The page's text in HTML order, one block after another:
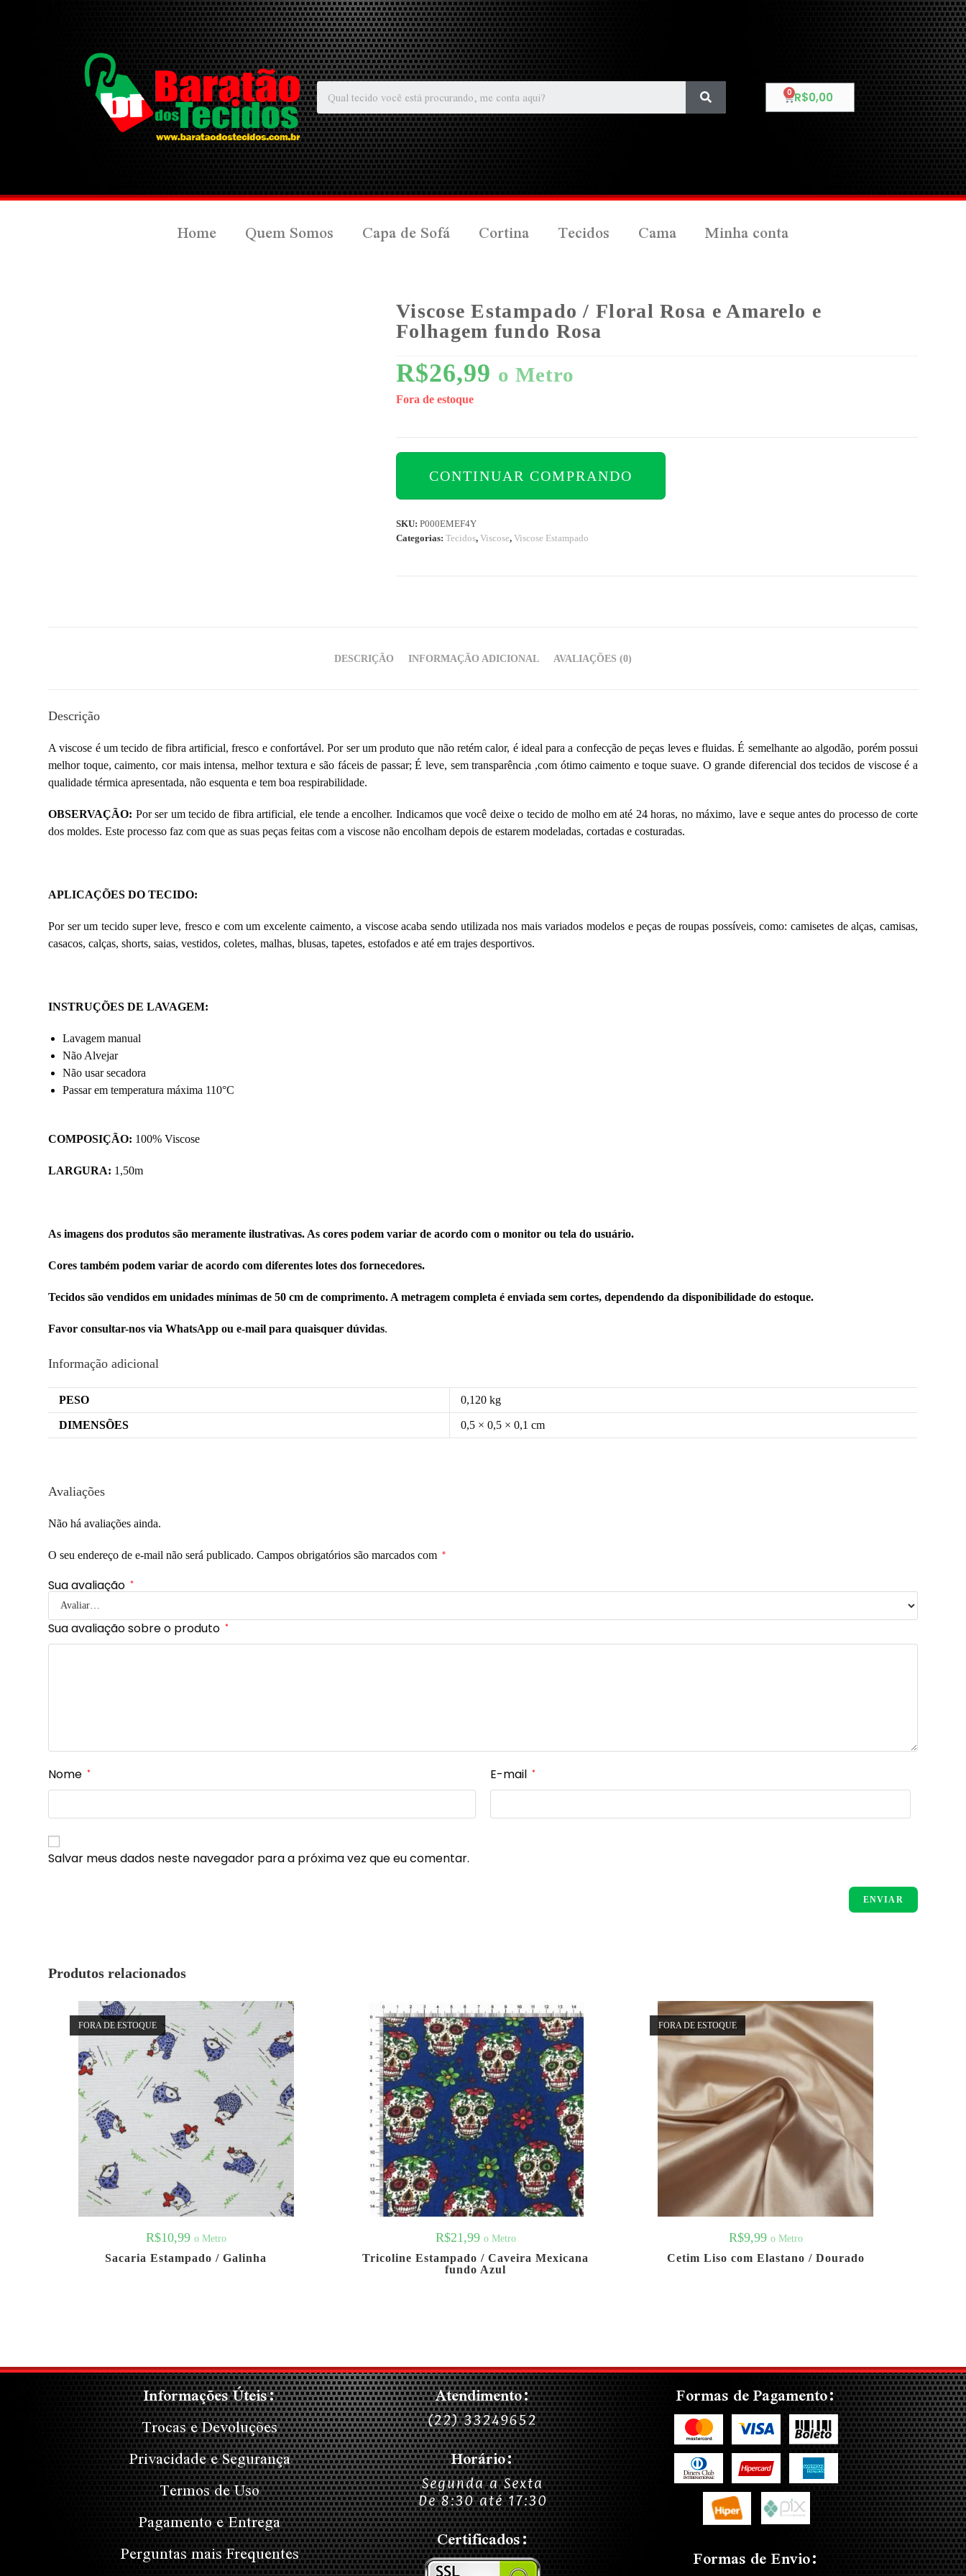
R$0,00
Home Quem Somos Capa de Sofá Cortina Tecidos Cama Minha conta
Viscose Estampado / Floral Rosa e Amarelo e
Folhagem fundo Rosa
R$26,99 o Metro
Fora de estoque
CONTINUAR COMPRANDO
SKU:P000EMEF4Y
Categorias:Tecidos,Viscose,Viscose Estampado
DESCRIÇÃO INFORMAÇÃO ADICIONAL AVALIAÇÕES (0)
Descrição
A viscose é um tecido de fibra artificial, fresco e confortável. Por ser um produto que não retém calor, é ideal para a confecção de peças leves e fluidas. É semelhante ao algodão, porém possui
melhor toque, caimento, cor mais intensa, melhor textura e são fáceis de passar; É leve, sem transparência ,com ótimo caimento e toque suave. O grande diferencial dos tecidos de viscose é a
qualidade térmica apresentada, não esquenta e tem boa respirabilidade.
OBSERVAÇÃO: Por ser um tecido de fibra artificial, ele tende a encolher. Indicamos que você deixe o tecido de molho em até 24 horas, no máximo, lave e seque antes do processo de corte
dos moldes. Este processo faz com que as suas peças feitas com a viscose não encolham depois de estarem modeladas, cortadas e costuradas.
APLICAÇÕES DO TECIDO:
Por ser um tecido super leve, fresco e com um excelente caimento, a viscose acaba sendo utilizada nos mais variados modelos e peças de roupas possíveis, como: camisetes de alças, camisas,
casacos, calças, shorts, saias, vestidos, coletes, malhas, blusas, tapetes, estofados e até em trajes desportivos.
INSTRUÇÕES DE LAVAGEM:
Lavagem manual
Não Alvejar
Não usar secadora
Passar em temperatura máxima 110°C
COMPOSIÇÃO: 100% Viscose
LARGURA: 1,50m
As imagens dos produtos são meramente ilustrativas. As cores podem variar de acordo com o monitor ou tela do usuário.
Cores também podem variar de acordo com diferentes lotes dos fornecedores.
Tecidos são vendidos em unidades mínimas de 50 cm de comprimento. A metragem completa é enviada sem cortes, dependendo da disponibilidade do estoque.
Favor consultar-nos via WhatsApp ou e-mail para quaisquer dúvidas.
Informação adicional
PESO 0,120 kg
DIMENSÕES 0,5 × 0,5 × 0,1 cm
Avaliações
Não há avaliações ainda.
O seu endereço de e-mail não será publicado. Campos obrigatórios são marcados com *
Sua avaliação *
Sua avaliação sobre o produto *
Nome * E-mail *
Salvar meus dados neste navegador para a próxima vez que eu comentar.
Produtos relacionados
FORA DE ESTOQUE
R$10,99 o Metro
Sacaria Estampado / Galinha
R$21,99 o Metro
Tricoline Estampado / Caveira Mexicana
fundo Azul
FORA DE ESTOQUE
R$9,99 o Metro
Cetim Liso com Elastano / Dourado
Informações Úteis:
Trocas e Devoluções
Privacidade e Segurança
Termos de Uso
Pagamento e Entrega
Perguntas mais Frequentes
Atendimento:
(22) 33249652
Horário:
Segunda a Sexta
De 8:30 até 17:30
Certificados:
Formas de Pagamento:
Formas de Envio: